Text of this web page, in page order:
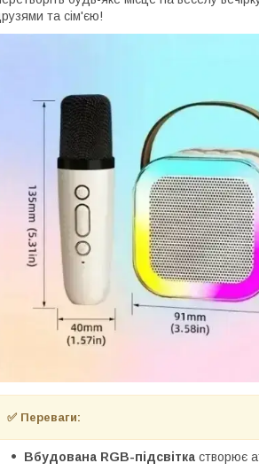
та сім'єю!
✅ Переваги:
Вбудована RGB-підсвітка створює